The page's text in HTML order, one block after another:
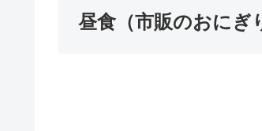
昼食（市販のおにぎ